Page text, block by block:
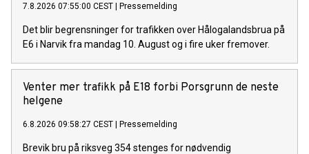
7.8.2026 07:55:00 CEST | Pressemelding
Det blir begrensninger for trafikken over Hålogalandsbrua på
E6 i Narvik fra mandag 10. August og i fire uker fremover.
Venter mer trafikk på E18 forbi Porsgrunn de neste
helgene
6.8.2026 09:58:27 CEST | Pressemelding
Brevik bru på riksveg 354 stenges for nødvendig